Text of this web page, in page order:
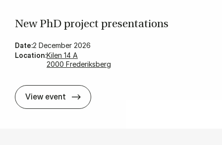
New PhD pro­ject pre­sen­ta­tions
Date:2 December 2026
Location:Kilen 14 A
2000 Frederiksberg
View event New PhD pro­ject pre­sen­ta­tions